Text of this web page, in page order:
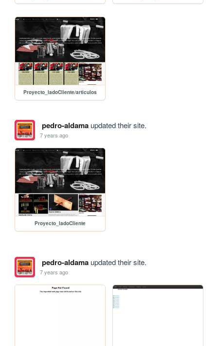
Proyecto_ladoCliente/articulos
pedro-aldamaupdated their site.
7 years ago
Proyecto_ladoCliente
pedro-aldamaupdated their site.
7 years ago